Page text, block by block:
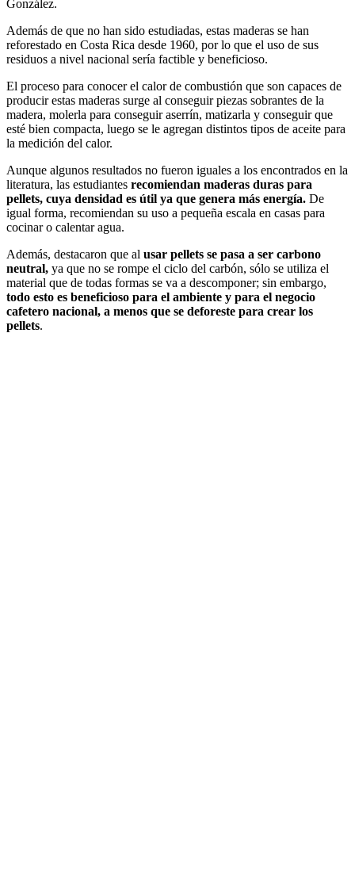
González.
Además de que no han sido estudiadas, estas maderas se han
reforestado en Costa Rica desde 1960, por lo que el uso de sus
residuos a nivel nacional sería factible y beneficioso.
El proceso para conocer el calor de combustión que son capaces de
producir estas maderas surge al conseguir piezas sobrantes de la
madera, molerla para conseguir aserrín, matizarla y conseguir que
esté bien compacta, luego se le agregan distintos tipos de aceite para
la medición del calor.
Aunque algunos resultados no fueron iguales a los encontrados en la
literatura, las estudiantes recomiendan maderas duras para
pellets, cuya densidad es útil ya que genera más energía. De
igual forma, recomiendan su uso a pequeña escala en casas para
cocinar o calentar agua.
Además, destacaron que al usar pellets se pasa a ser carbono
neutral, ya que no se rompe el ciclo del carbón, sólo se utiliza el
material que de todas formas se va a descomponer; sin embargo,
todo esto es beneficioso para el ambiente y para el negocio
cafetero nacional, a menos que se deforeste para crear los
pellets.